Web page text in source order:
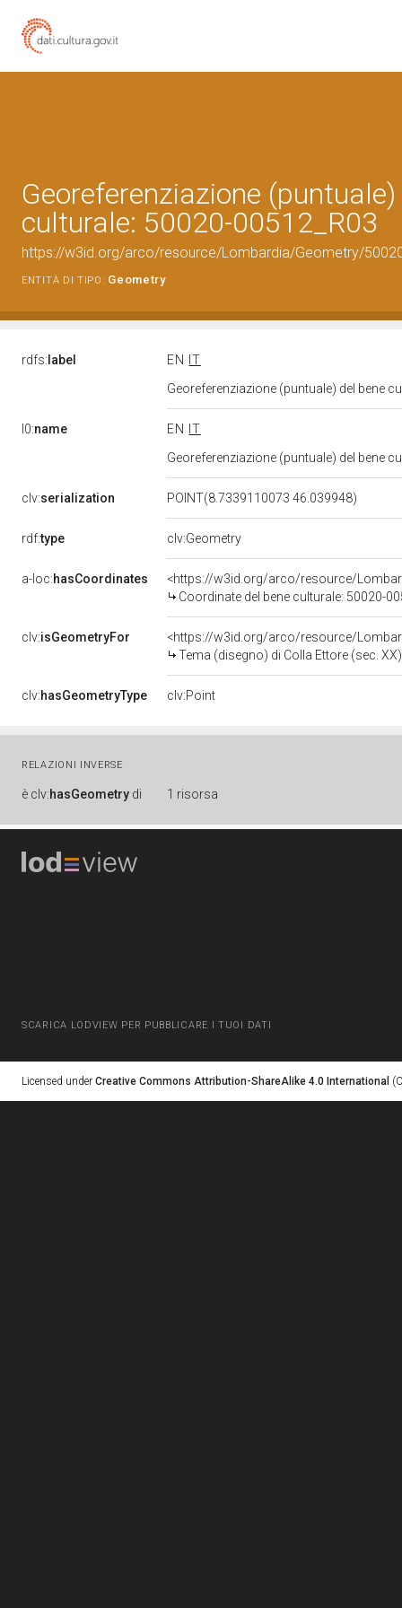
Georeferenziazione
culturale: 50020-00512_R03
https://w3id.org/arco/resource/Lombardia/Geometry/
ENTITÀ DI TIPO: Geometry
rdfs: label EN
IT
Georeferenziazione (puntuale) del bene
l0:name EN
IT
Georeferenziazione (puntuale) del bene
clv:serialization POINT(8.7339110073 46.039948)
rdf:type clv:Geometry
a-loc:hasCoordinates
<https://w3id.org/arco/resource/
Coordinate del bene culturale: 50020-
clv:isGeometryFor
<https://w3id.org/arco/resource/
Tema (disegno) di Colla Ettore (sec. XX)
clv:hasGeometryType clv:Point
RELAZIONI INVERSE
è clv:hasGeometry di 1 risorsa
SCARICA LODVIEW PER PUBBLICARE I TUOI DATI
Licensed under Creative Commons Attribution-ShareAlike 4.0 International